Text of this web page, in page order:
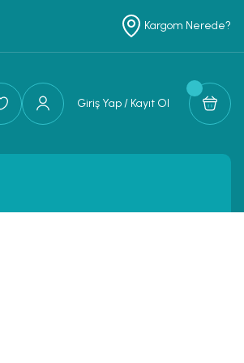
Kargom Nerede?
Giriş Yap / Kayıt Ol